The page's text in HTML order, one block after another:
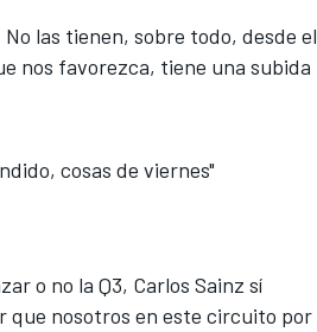
las tienen, sobre todo, desde el
nos favorezca, tiene una subida
cosas de viernes"
o no la Q3, Carlos Sainz sí
que nosotros en este circuito por